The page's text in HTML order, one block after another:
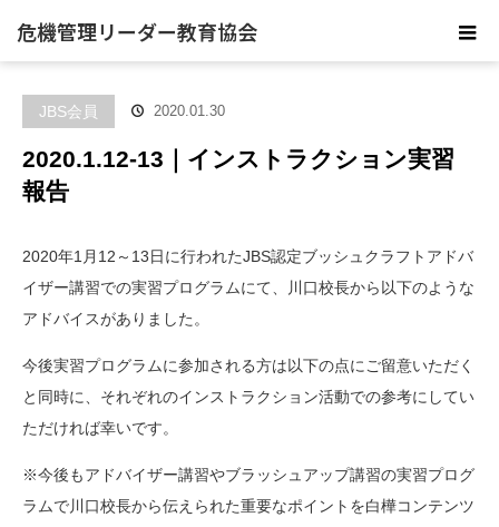
危機管理リーダー教育協会
JBS会員 2020.01.30
2020.1.12-13｜インストラクション実習
報告
2020年1月12～13日に行われたJBS認定ブッシュクラフトアドバ
イザー講習での実習プログラムにて、川口校長から以下のような
アドバイスがありました。
今後実習プログラムに参加される方は以下の点にご留意いただく
と同時に、それぞれのインストラクション活動での参考にしてい
ただければ幸いです。
※今後もアドバイザー講習やブラッシュアップ講習の実習プログ
ラムで川口校長から伝えられた重要なポイントを白樺コンテンツ